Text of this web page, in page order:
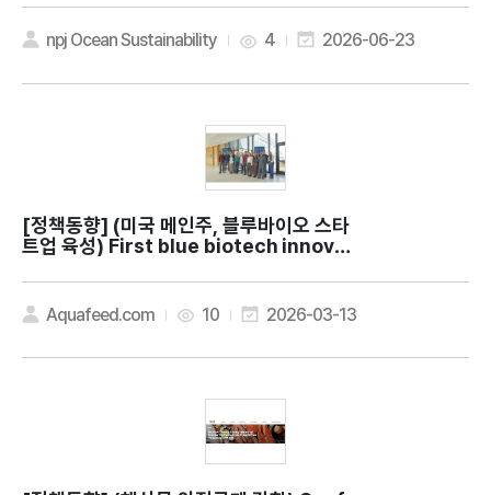
e Gold: lessons from Oman for sust
ainable ocean economies
npj Ocean Sustainability 4 2026-06-23
[정책동향]
트업 육성) First blue biotech innovat
Aquafeed.com 10 2026-03-13